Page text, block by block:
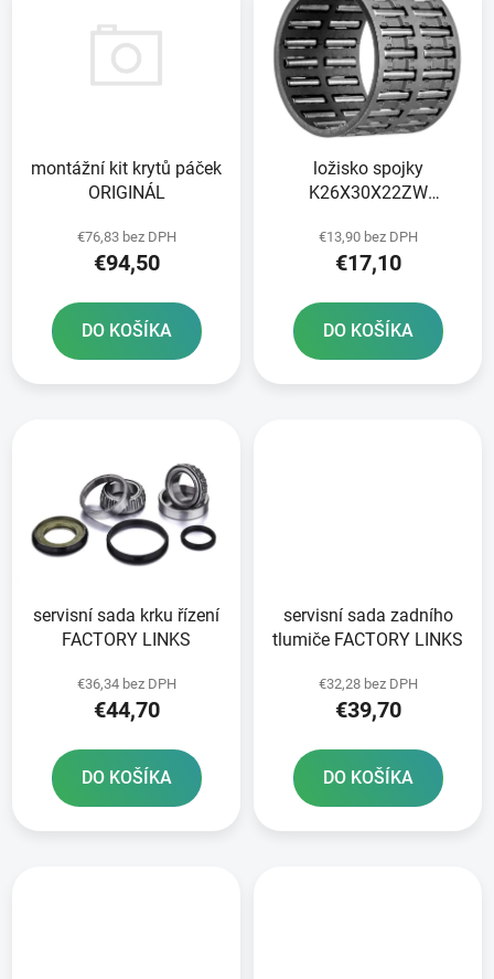
montážní kit krytů páček
ORIGINÁL
€76,83 bez DPH
€94,50
DO KOŠÍKA
ložisko spojky
K26X30X22ZW
€13,90 bez DPH
€17,10
DO KOŠÍKA
servisní sada krku řízení
FACTORY LINKS
€36,34 bez DPH
€44,70
DO KOŠÍKA
servisní sada zadního
tlumiče FACTORY LINKS
€32,28 bez DPH
€39,70
DO KOŠÍKA